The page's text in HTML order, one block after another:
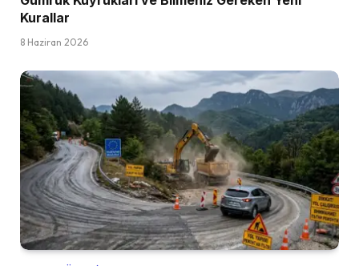
Kurallar
8 Haziran 2026